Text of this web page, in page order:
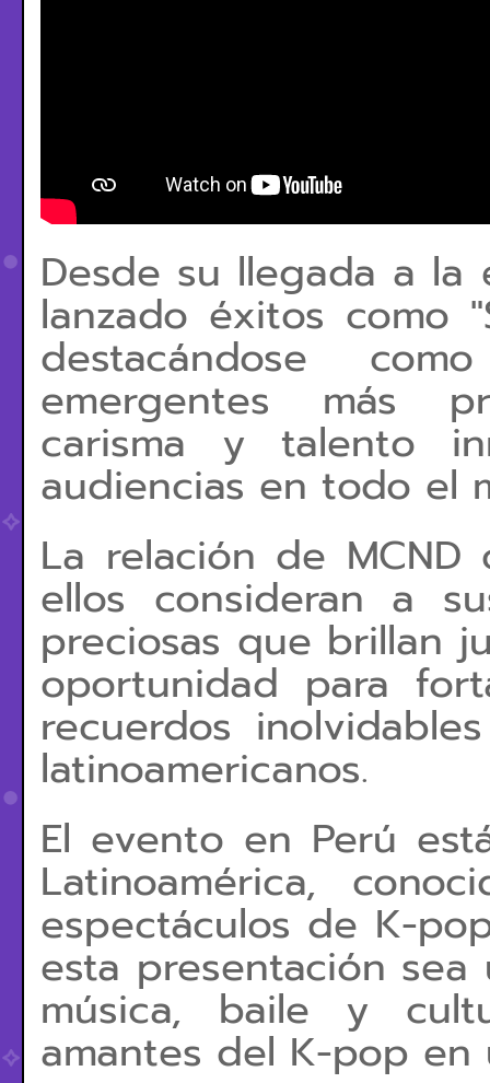
Desde su llegada a la
lanzado éxitos como
destacándose
emergentes más
carisma y talento
audiencias en todo el
La relación de
ellos consideran a
preciosas que brillan
oportunidad para
recuerdos
latinoamericanos.
El evento en Perú
Latinoamérica,
espectáculos de K-
esta presentación
música, baile y
amantes del K-pop en